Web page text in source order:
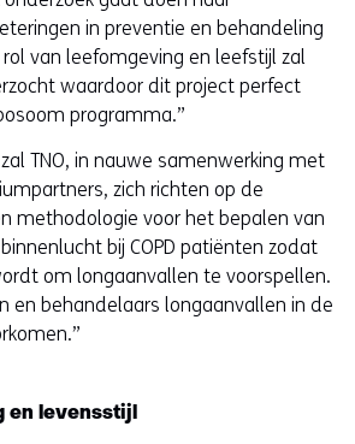
in preventie en behandeling
van leefomgeving en leefstijl zal
waardoor dit project perfect
programma.”
TNO, in nauwe samenwerking met
zich richten op de
methodologie voor het bepalen van
bij COPD patiënten zodat
om longaanvallen te voorspellen.
en behandelaars longaanvallen in de
en levensstijl